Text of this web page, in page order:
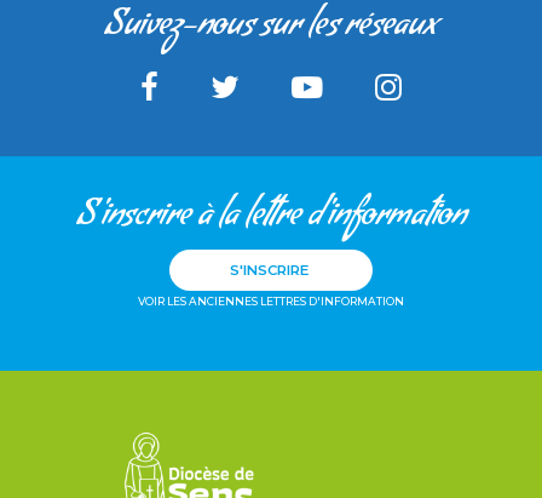
Suivez-nous sur les réseaux
S'inscrire à la lettre d'information
S'INSCRIRE
VOIR LES ANCIENNES LETTRES D'INFORMATION